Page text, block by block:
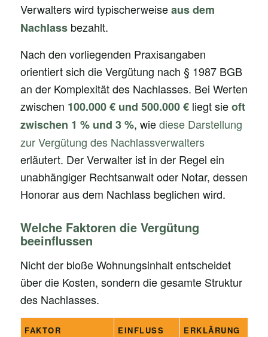
Verwalters wird typischerweiseaus dem
Nachlassbezahlt.
Nach den vorliegenden Praxisangaben
orientiert sich die Vergütung nach § 1987 BGB
an der Komplexität des Nachlasses. Bei Werten
zwischen 100.000 € und 500.000 €liegt sieoft
zwischen 1 % und 3 %, wiediese Darstellung
zur Vergütung des Nachlassverwalters
erläutert. Der Verwalter ist in der Regel ein
unabhängiger Rechtsanwalt oder Notar, dessen
Honorar aus dem Nachlass beglichen wird.
Welche Faktoren die Vergütung
beeinflussen
Nicht der bloße Wohnungsinhalt entscheidet
über die Kosten, sondern die gesamte Struktur
des Nachlasses.
FAKTOR
EINFLUSS
ERKLÄRUNG